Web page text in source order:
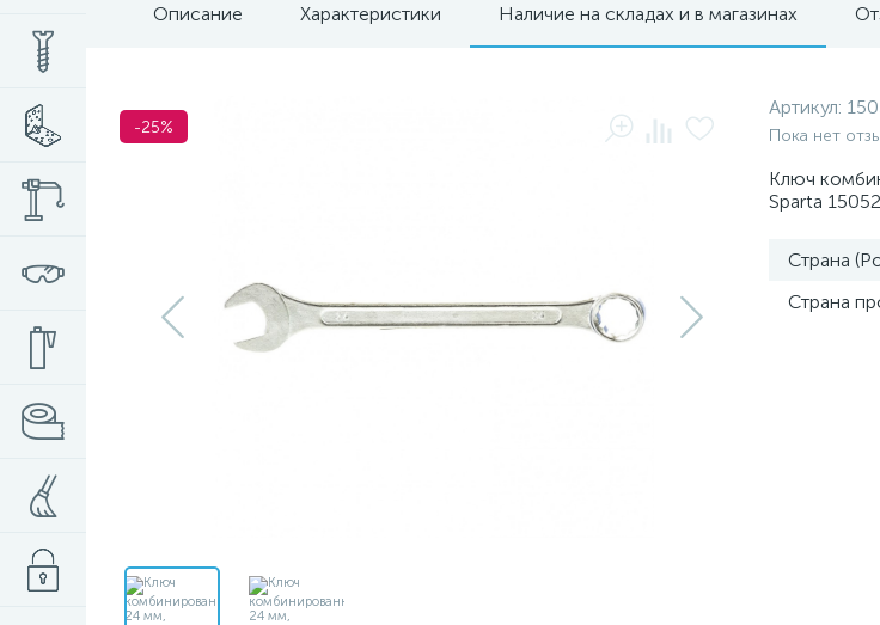
Описание Характеристики Наличие на складах и в магазинах
-25%
Артикул:
Пока нет
Ключ
Sparta
Страна
Страна